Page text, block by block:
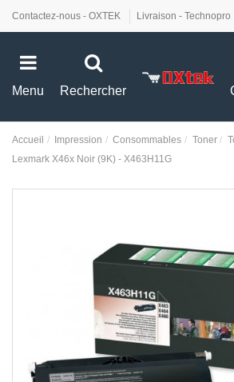
Contactez-nous - OXTEK Livraison - Technopro
Menu Rechercher
Accueil Impression Consommables Toner
Lexmark X46x Noir (9K) - X463H11G